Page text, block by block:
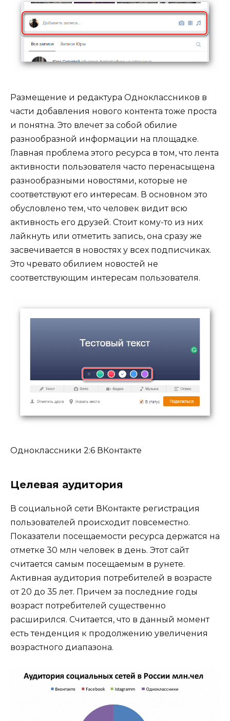
Размещение и редактура Одноклассников в
части добавления нового контента тоже проста
и понятна. Это влечет за собой обилие
разнообразной информации на площадке.
Главная проблема этого ресурса в том, что лента
активности пользователя часто перенасыщена
разнообразными новостями, которые не
соответствуют его интересам. В основном это
обусловлено тем, что человек видит всю
активность его друзей. Стоит кому-то из них
лайкнуть или отметить запись, она сразу же
засвечивается в новостях у всех подписчиках.
Это чревато обилием новостей не
соответствующим интересам пользователя.
Одноклассники 2:6 ВКонтакте
Целевая аудитория
В социальной сети ВКонтакте регистрация
пользователей происходит повсеместно.
Показатели посещаемости ресурса держатся на
отметке 30 млн человек в день. Этот сайт
считается самым посещаемым в рунете.
Активная аудитория потребителей в возрасте
от 20 до 35 лет. Причем за последние годы
возраст потребителей существенно
расширился. Считается, что в данный момент
есть тенденция к продолжению увеличения
возрастного диапазона.